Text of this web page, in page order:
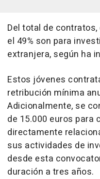
Del total de
el 49% son para
extranjera, según ha
Estos jóvenes
retribución mínima
Adicionalmente, se
de 15.000 euros para
directamente
sus actividades de
desde esta
duración a tres años.